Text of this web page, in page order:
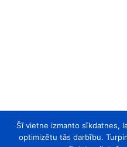
Šī vietne izmanto sīkdatnes,
optimizētu tās darbību.